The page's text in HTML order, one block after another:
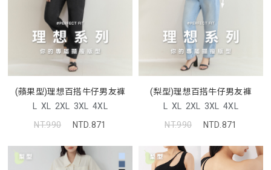
(蘋果型)理想百搭牛仔男友褲
L XL 2XL 3XL 4XL
NT.990
NTD.871
(梨型)理想百搭牛仔男友褲
L XL 2XL 3XL 4XL
NT.990
NTD.871